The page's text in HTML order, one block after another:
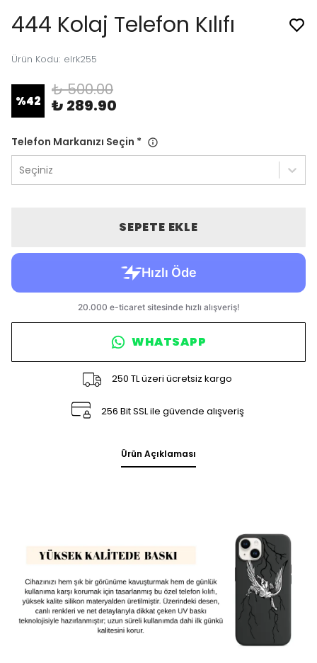
444 Kolaj Telefon Kılıfı
Ürün Kodu: elrk255
%42
₺ 500.00
₺ 289.90
Telefon Markanızı Seçin *
Seçiniz
SEPETE EKLE
WHATSAPP
250 TL üzeri ücretsiz kargo
256 Bit SSL ile güvende alışveriş
Ürün Açıklaması